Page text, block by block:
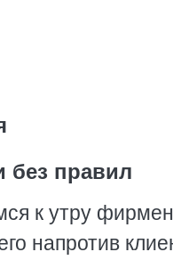
без правил
к утру
напротив